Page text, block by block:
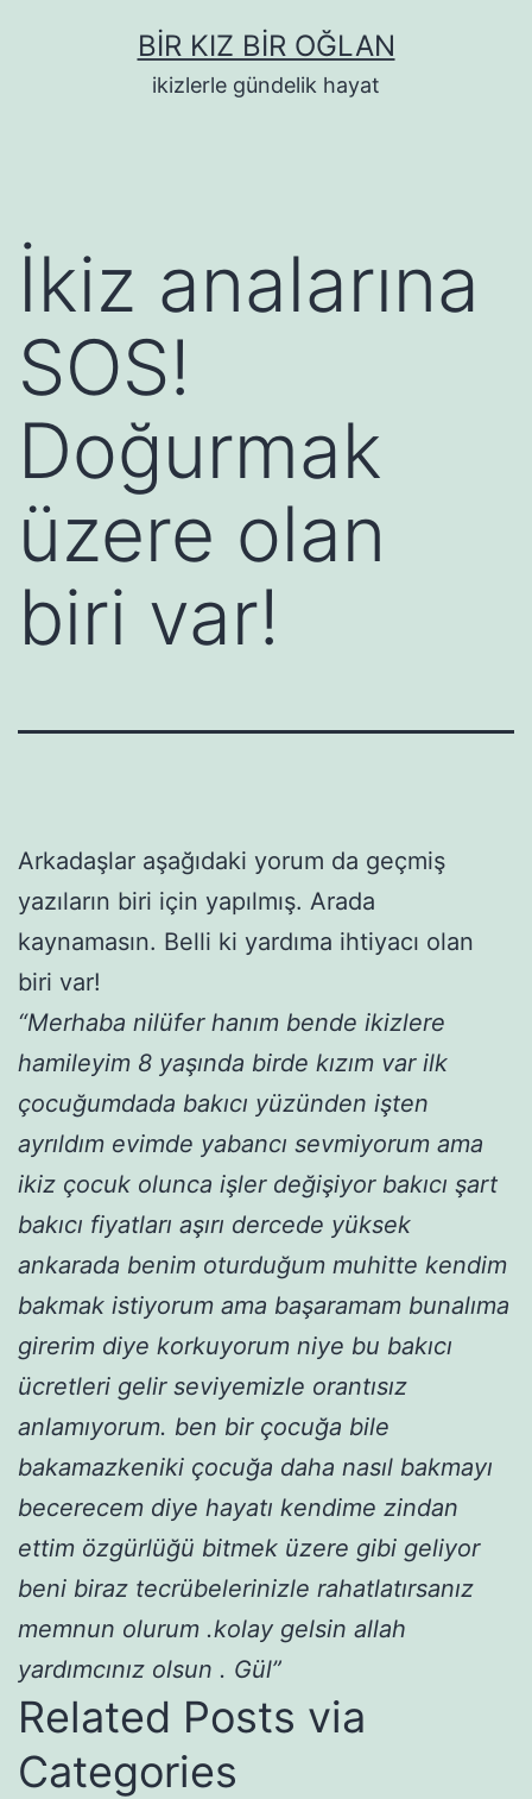
BIR KIZ BIR OĞLAN
ikizlerle gündelik hayat
İkiz analarına
SOS!
Doğurmak
üzere olan
biri var!
Arkadaşlar aşağıdaki yorum da geçmiş
yazıların biri için yapılmış. Arada
kaynamasın. Belli ki yardıma ihtiyacı olan
biri var!
“Merhaba nilüfer hanım bende ikizlere
hamileyim 8 yaşında birde kızım var ilk
çocuğumdada bakıcı yüzünden işten
ayrıldım evimde yabancı sevmiyorum ama
ikiz çocuk olunca işler değişiyor bakıcı şart
bakıcı fiyatları aşırı dercede yüksek
ankarada benim oturduğum muhitte kendim
bakmak istiyorum ama başaramam bunalıma
girerim diye korkuyorum niye bu bakıcı
ücretleri gelir seviyemizle orantısız
anlamıyorum. ben bir çocuğa bile
bakamazkeniki çocuğa daha nasıl bakmayı
becerecem diye hayatı kendime zindan
ettim özgürlüğü bitmek üzere gibi geliyor
beni biraz tecrübelerinizle rahatlatırsanız
memnun olurum .kolay gelsin allah
yardımcınız olsun . Gül”
Related Posts via
Categories